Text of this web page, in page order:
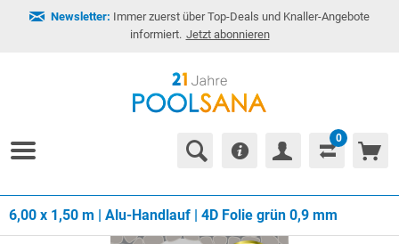
Newsletter: Immer zuerst über Top-Deals und Knaller-Angebote
informiert. Jetzt abonnieren
0
6,00 x 1,50 m | Alu-Handlauf | 4D Folie grün 0,9 mm